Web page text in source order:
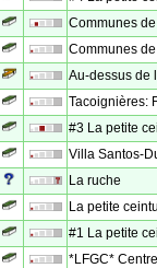
Communes
Communes
Au-dessus de
Tacoignières:
#3 La petite
Villa Santos-
La ruche
La petite
#1 La petite
*LFGC*